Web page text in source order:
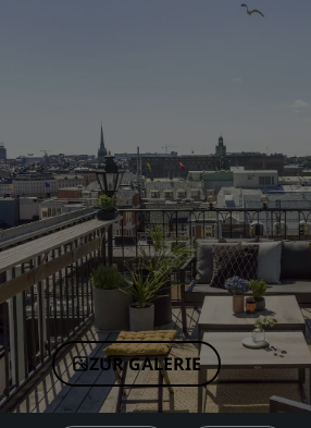
Marken von Radisson Hotels
Verbundene Marken in China
ZUR GALERIE